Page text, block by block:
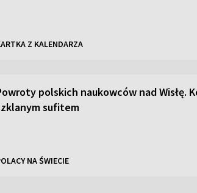
Z KALENDARZA
polskich naukowców nad Wisłę.
sufitem
NA ŚWIECIE